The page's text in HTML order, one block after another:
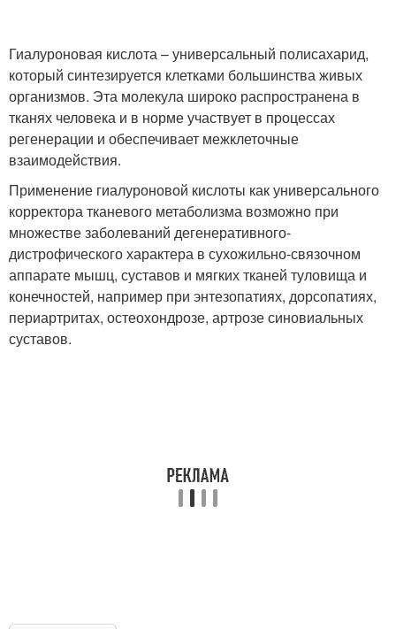
Гиалуроновая кислота – универсальный полисахарид,
который синтезируется клетками большинства живых
организмов. Эта молекула широко распространена в
тканях человека и в норме участвует в процессах
регенерации и обеспечивает межклеточные
взаимодействия.
Применение гиалуроновой кислоты как универсального
корректора тканевого метаболизма возможно при
множестве заболеваний дегенеративного-
дистрофического характера в сухожильно-связочном
аппарате мышц, суставов и мягких тканей туловища и
конечностей, например при энтезопатиях, дорсопатиях,
периартритах, остеохондрозе, артрозе синовиальных
суставов.